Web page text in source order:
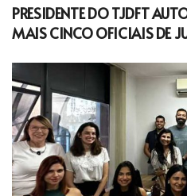
PRESIDENTE DO TJDFT
MAIS CINCO OFICIAIS DE